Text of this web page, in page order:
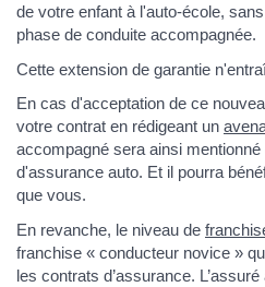
de votre enfant à l'auto-école,
phase de conduite accompagnée.
Cette extension de garantie
En cas d'acceptation de ce
votre contrat en rédigeant un
accompagné sera ainsi
d'assurance auto. Et il pourra
que vous.
En revanche, le niveau de
franchise « conducteur novice »
les contrats d’assurance.